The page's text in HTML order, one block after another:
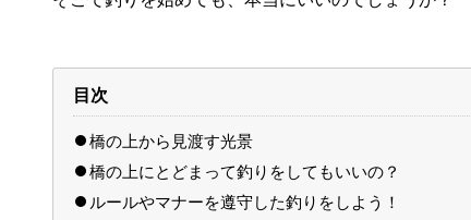
目次
橋の上から見渡す光景
橋の上にとどまって釣りをしてもいいの？
ルールやマナーを遵守した釣りをしよう！